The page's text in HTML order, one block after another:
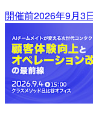
開催前2026年9月3